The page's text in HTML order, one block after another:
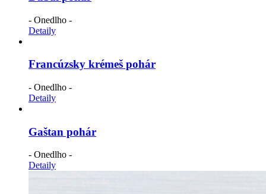
- Onedlho -
Detaily
Francúzsky krémeš pohár
- Onedlho -
Detaily
Gaštan pohár
- Onedlho -
Detaily